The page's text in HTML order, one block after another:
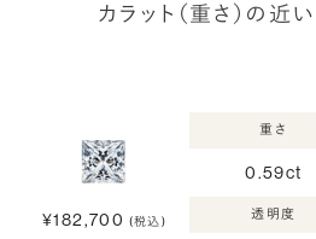
カラット（重さ）の近
¥182,700 (税込)
重さ
0.59ct
透明度